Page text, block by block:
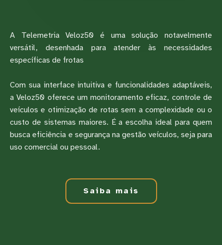
A Telemetria Veloz50 é uma solução notavelmente
versátil, desenhada para atender às necessidades
específicas de frotas
Com sua interface intuitiva e funcionalidades adaptáveis,
a Veloz50 oferece um monitoramento eficaz, controle de
veículos e otimização de rotas sem a complexidade ou o
custo de sistemas maiores. É a escolha ideal para quem
busca eficiência e segurança na gestão veículos, seja para
uso comercial ou pessoal.
Saiba mais